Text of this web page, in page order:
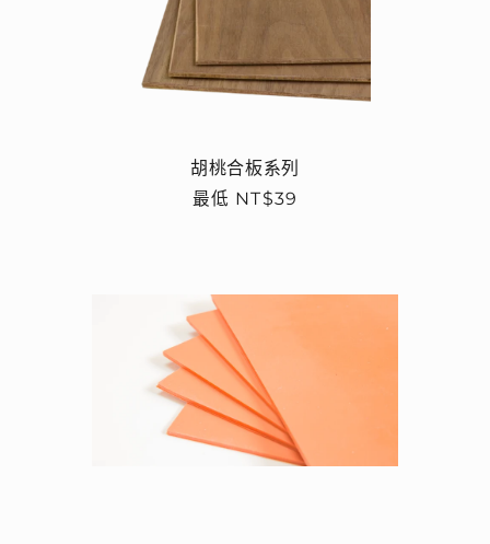
胡桃合板系列
定
最低 NT$39